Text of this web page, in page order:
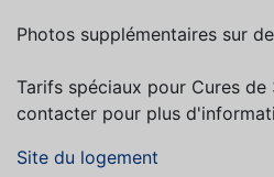
Photos supplémentaires sur
Tarifs spéciaux pour Cures de
contacter pour plus
Site du logement